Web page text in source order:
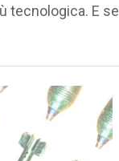
tecnologica. E se